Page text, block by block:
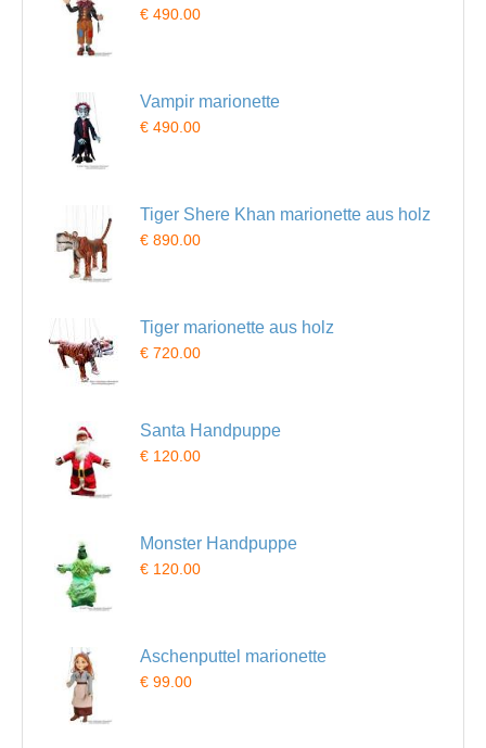
€ 490.00
Vampir marionette
€ 490.00
Tiger Shere Khan marionette aus holz
€ 890.00
Tiger marionette aus holz
€ 720.00
Santa Handpuppe
€ 120.00
Monster Handpuppe
€ 120.00
Aschenputtel marionette
€ 99.00